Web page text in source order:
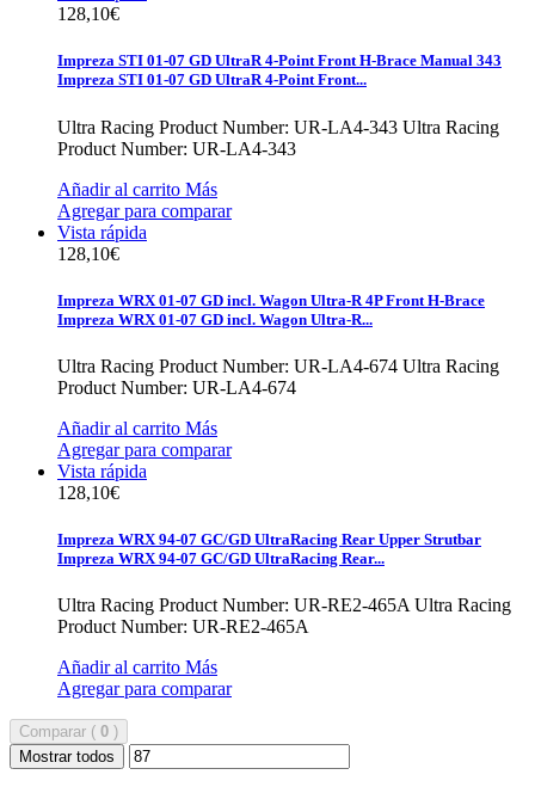
128,10€
Impreza STI 01-07 GD UltraR 4-Point Front H-Brace Manual 343
Impreza STI 01-07 GD UltraR 4-Point Front...
Ultra Racing Product Number: UR-LA4-343 Ultra Racing
Product Number: UR-LA4-343
Añadir al carrito Más
Agregar para comparar
Vista rápida
128,10€
Impreza WRX 01-07 GD incl. Wagon Ultra-R 4P Front H-Brace
Impreza WRX 01-07 GD incl. Wagon Ultra-R...
Ultra Racing Product Number: UR-LA4-674 Ultra Racing
Product Number: UR-LA4-674
Añadir al carrito Más
Agregar para comparar
Vista rápida
128,10€
Impreza WRX 94-07 GC/GD UltraRacing Rear Upper Strutbar
Impreza WRX 94-07 GC/GD UltraRacing Rear...
Ultra Racing Product Number: UR-RE2-465A Ultra Racing
Product Number: UR-RE2-465A
Añadir al carrito Más
Agregar para comparar
Comparar ( 0 )
Mostrar todos